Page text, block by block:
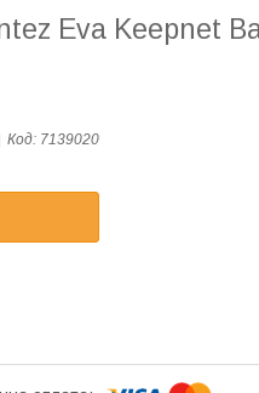
Eva Keepnet
Код: 7139020